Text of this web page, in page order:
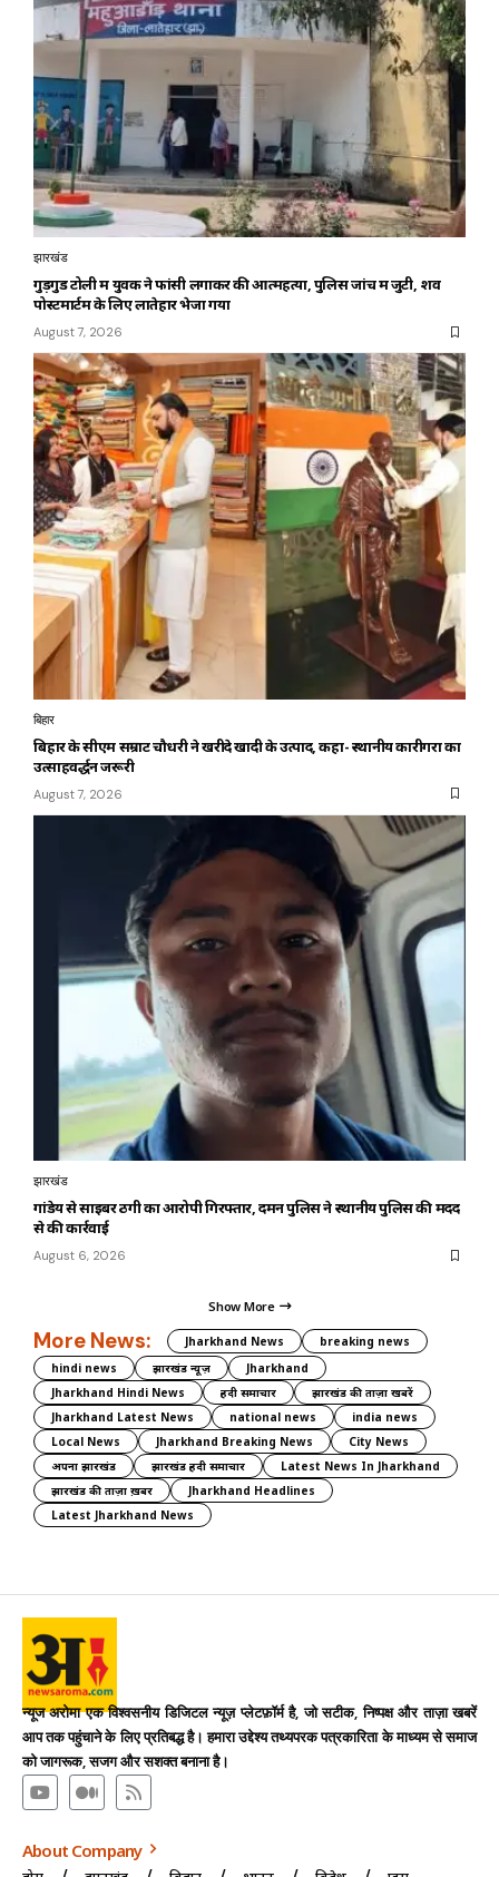
झारखंड
गुड़गुड टोली में युवक ने फांसी लगाकर की आत्महत्या, पुलिस जांच में जुटी, शव
पोस्टमार्टम के लिए लातेहार भेजा गया
August 7, 2026
बिहार
बिहार के सीएम सम्राट चौधरी ने खरीदे खादी के उत्पाद, कहा- स्थानीय कारीगरों का
उत्साहवर्द्धन जरूरी
August 7, 2026
झारखंड
गांडेय से साइबर ठगी का आरोपी गिरफ्तार, दमन पुलिस ने स्थानीय पुलिस की मदद
से की कार्रवाई
August 6, 2026
Show More
More News: Jharkhand News
breaking news
hindi news
झारखंड न्यूज़
Jharkhand
Jharkhand Hindi News
हिंदी समाचार
झारखंड की ताज़ा खबरें
Jharkhand Latest News
national news
india news
Local News
Jharkhand Breaking News
City News
अपना झारखंड
झारखंड हिंदी समाचार
Latest News In Jharkhand
झारखंड की ताज़ा ख़बर
Jharkhand Headlines
Latest Jharkhand News
न्यूज अरोमा एक विश्वसनीय डिजिटल न्यूज़ प्लेटफ़ॉर्म है, जो सटीक, निष्पक्ष और ताज़ा खबरें
आप तक पहुंचाने के लिए प्रतिबद्ध है। हमारा उद्देश्य तथ्यपरक पत्रकारिता के माध्यम से समाज
को जागरूक, सजग और सशक्त बनाना है।
About Company